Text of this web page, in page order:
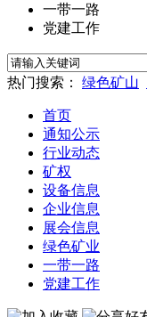
一带一路
党建工作
热门搜索： 绿色矿山
首页
通知公示
行业动态
矿权
设备信息
企业信息
展会信息
绿色矿业
一带一路
党建工作